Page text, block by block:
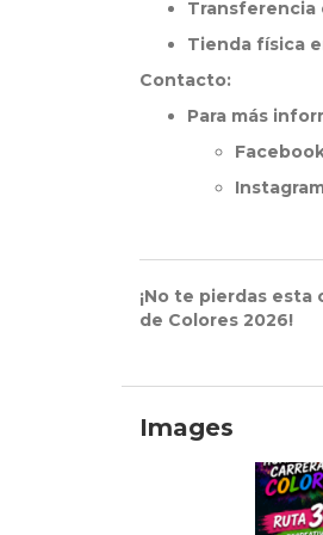
Transferencia
Tienda física
Contacto:
Para más
¡No te pierdas
de Colores 2026!
Images